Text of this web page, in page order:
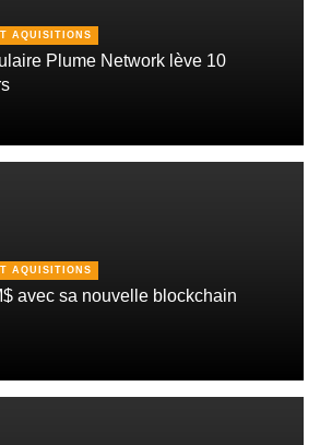
AQUISITIONS
Plume Network lève 10
AQUISITIONS
avec sa nouvelle blockchain